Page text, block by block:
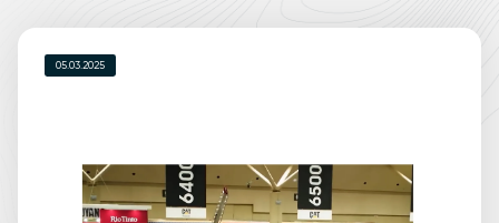
05.03.2025